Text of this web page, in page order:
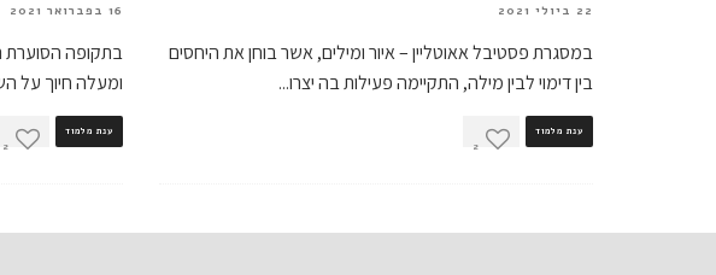
22 ביולי 2021
במסגרת פסטיבל אאוטליין – איור ומילים, אשר בוחן את היחסים
בין דימוי לבין מילה, התקיימה פעילות בה יצרו...
ענת מלמוד
2
16 בפברואר 2021
בתקופה הסוערת
ומעלה חיוך על
ענת מלמוד
2